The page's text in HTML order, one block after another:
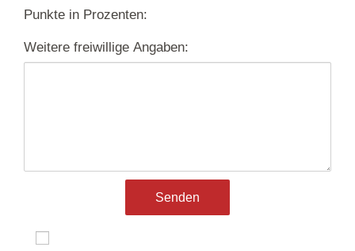
Punkte in Prozenten:
Weitere freiwillige Angaben: